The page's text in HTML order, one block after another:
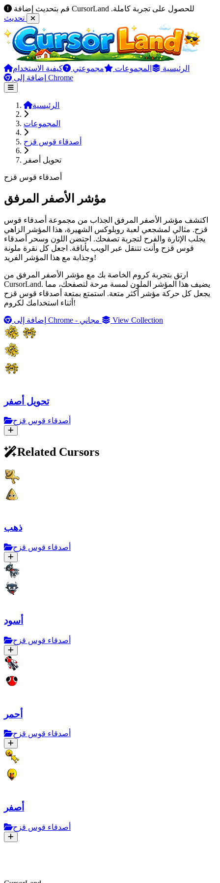
قم بتحديث إضافة CursorLand للحصول على تجربة كاملة.
الرئيسية المجموعات مجموعتي
كيفية الاستخدام
إضافة إلى Chrome
الرئيسية
المجموعات
أصدقاء قوس قزح
تحويل أصفر
أصدقاء قوس قزح
مؤشر الأصفر المرفق
اكتشف مؤشر الأصفر المرفق الجذاب من مجموعة أصدقاء قوس
قزح. مثالي لمشجعي لعبة روبلوكس الشهيرة، هذا المؤشر الزاهي
يجلب الإثارة والفرح لتجربة تصفحك. احتضن اللون وسحر أصدقاء
قوس قزح وأنت تتنقل عبر الويب بأناقة. اجعل كل نقرة ملونة
وجذابة مع هذا المؤشر الفريد!
ارتق بتجربة كروم الخاصة بك مع مؤشر الأصفر المرفق من
CursorLand. يضيف هذا المؤشر الملون لمسة مرحة لتصفحك، مما
يجعل كل حركة مؤشر أكثر متعة. استمتع بمتعة أصدقاء قوس قزح
أثناء استخدامك لكروم!
View Collection
تحويل أصفر
أصدقاء قوس قزح
Related Cursors
ذهب
أصدقاء قوس قزح
أسود
أصدقاء قوس قزح
أحمر
أصدقاء قوس قزح
أصفر
أصدقاء قوس قزح